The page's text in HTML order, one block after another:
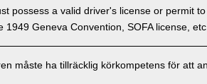
possess a valid driver's license or permit
1949 Geneva Convention, SOFA license,
måste ha tillräcklig körkompetens för att